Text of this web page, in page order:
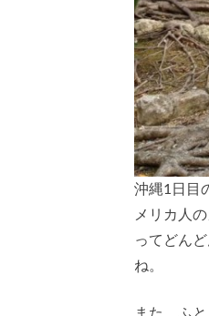
沖縄1日目
メリカ人
ってどん
ね。